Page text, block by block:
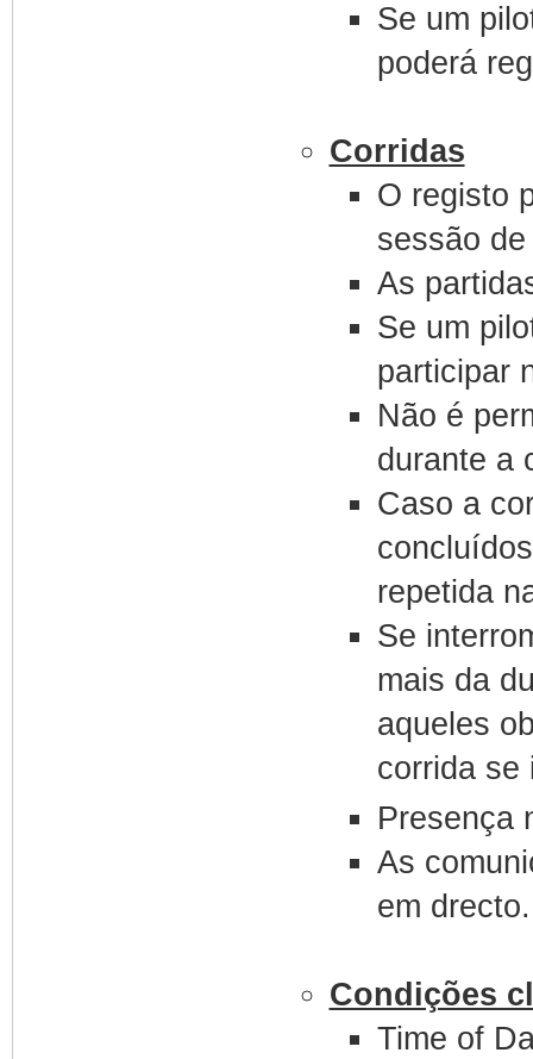
Se um
poderá
Corridas
O registo
sessão
As
Se um
participar
Não é
durante a
Caso a
repetida
Se
mais da
aqueles
corrida se
Presença
As
em drecto.
Condições
Time of